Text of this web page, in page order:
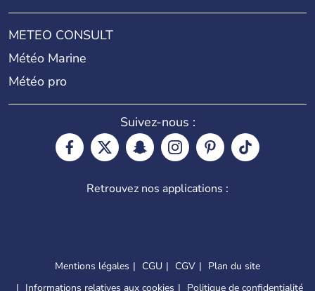
METEO CONSULT
Météo Marine
Météo pro
Suivez-nous :
Retrouvez nos applications :
Mentions légales CGU CGV
Plan du site
Informations relatives aux cookies
Politique de confidentialité